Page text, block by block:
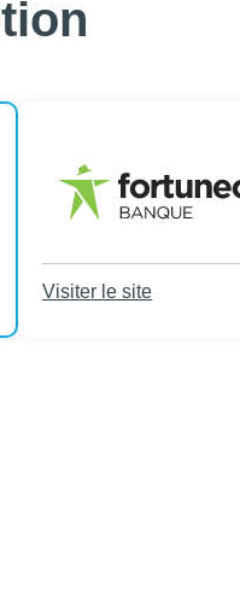
Visiter le site